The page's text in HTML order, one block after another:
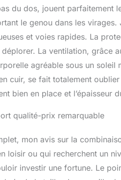
du dos, jouent parfaitement
le genou dans les
et voies rapides. La
déplorer. La ventilation, grâce
agréable sous un
cuir, se fait totalement
bien en place et l’épaisseur
qualité-prix remarquable
mon avis sur la
loisir ou qui recherchent un
investir une fortune. Le